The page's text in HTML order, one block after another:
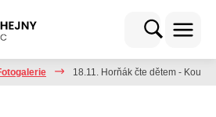
18.11. Horňák čte dětem -